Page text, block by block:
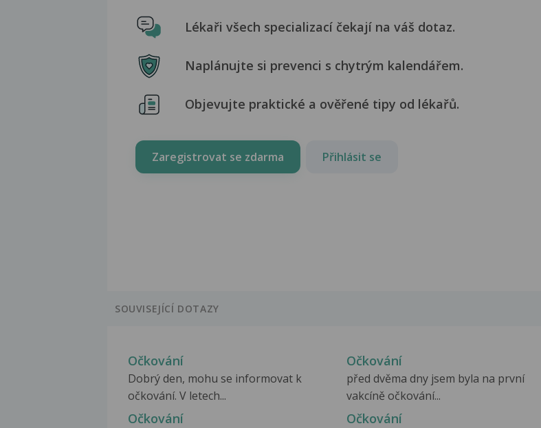
Lékaři všech specializací čekají na váš dotaz.
Naplánujte si prevenci s chytrým kalendářem.
Objevujte praktické a ověřené tipy od lékařů.
Zaregistrovat se zdarma Přihlásit se
SOUVISEJÍCÍ DOTAZY
Očkování
Dobrý den, mohu se informovat k
očkování. V letech...
Očkování
před dvěma dny jsem byla na první
vakcíně očkování...
Očkování Očkování